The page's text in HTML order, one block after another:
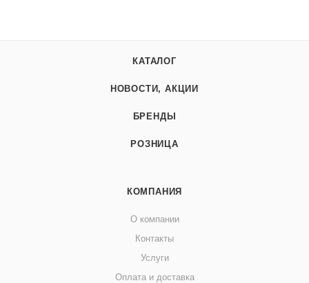
КАТАЛОГ
НОВОСТИ, АКЦИИ
БРЕНДЫ
РОЗНИЦА
КОМПАНИЯ
О компании
Контакты
Услуги
Оплата и доставка